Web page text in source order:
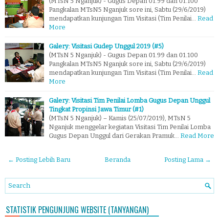
Pangkalan MTsN5 Nganjuk sore ini, Sabtu (29/6/2019)
mendapatkan kunjungan Tim Visitasi (Tim Penilai… Read
More
Galery: Visitasi Gudep Unggul 2019 (#5)
(MTsN 5 Nganjuk) - Gugus Depan 01.99 dan 01.100
Pangkalan MTsN5 Nganjuk sore ini, Sabtu (29/6/2019)
mendapatkan kunjungan Tim Visitasi (Tim Penilai… Read
More
Galery: Visitasi Tim Penilai Lomba Gugus Depan Unggul
Tingkat Propinsi Jawa Timur (#1)
(MTsN 5 Nganjuk) – Kamis (25/07/2019), MTsN 5
Nganjuk menggelar kegiatan Visitasi Tim Penilai Lomba
Gugus Depan Unggul dari Gerakan Pramuk… Read More
← Posting Lebih Baru Posting Lama →
Beranda
STATISTIK PENGUNJUNG WEBSITE (TANYANGAN)